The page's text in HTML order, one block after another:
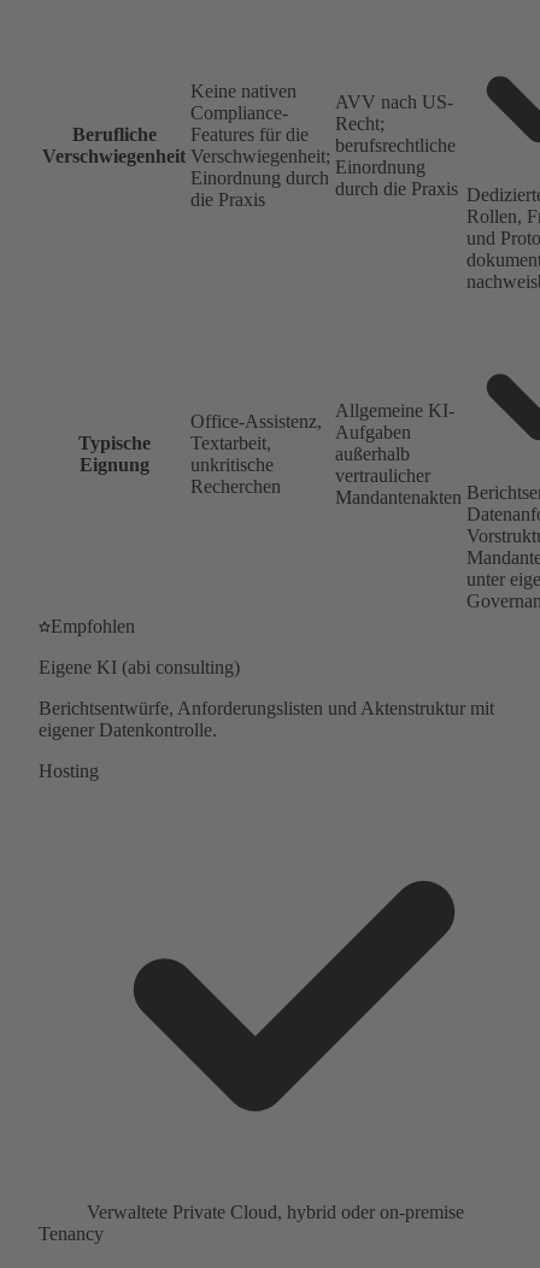
Berufliche
Verschwiegenheit
Keine nativen
Compliance-
Features für die
Verschwiegenheit;
Einordnung durch
die Praxis
AVV nach US-
Recht;
berufsrechtliche
Einordnung
durch die Praxis
Rollen,
und
Typische
Eignung
Office-Assistenz,
Textarbeit,
unkritische
Recherchen
Allgemeine KI-
Aufgaben
außerhalb
vertraulicher
Mandantenakten
unter
Empfohlen
Eigene KI (abi consulting)
Berichtsentwürfe, Anforderungslisten und Aktenstruktur mit
eigener Datenkontrolle.
Hosting
Verwaltete Private Cloud, hybrid oder on-premise
Tenancy